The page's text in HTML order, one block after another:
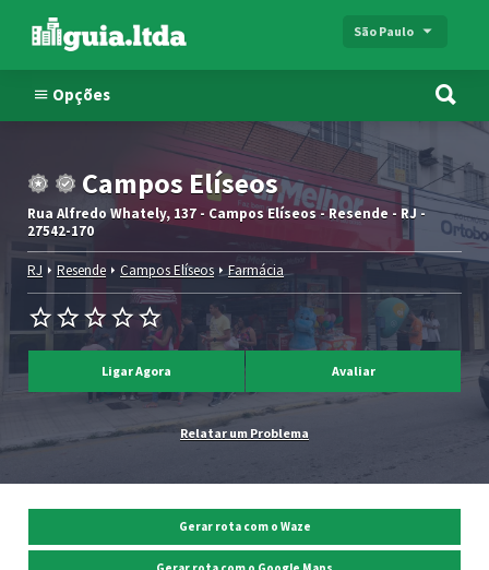
São Paulo
Opções
Campos Elíseos
Rua Alfredo Whately, 137 - Campos Elíseos - Resende - RJ -
27542-170
RJ Resende Campos Elíseos Farmácia
Ligar Agora Avaliar
Relatar um Problema
Gerar rota com o Waze